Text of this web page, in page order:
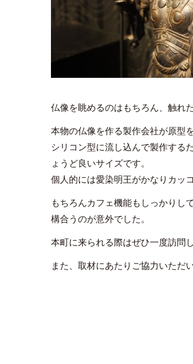
仏像を眺めるのはもちろん、触れ
本物の仏像を作る製作会社が原型
シリコン型に流し込んで製作する
ょうど良いサイズです。
個人的には愛染明王がかなりカッ
もちろんカフェ機能もしっかりし
構合うのが意外でした。
本町に来られる際はぜひ一度訪問
また、取材にあたりご協力いただ